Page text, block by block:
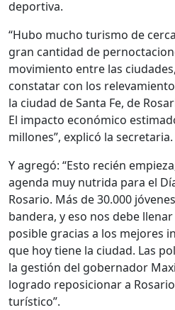
deportiva.
“Hubo mucho turismo de
gran cantidad de
movimiento entre las
constatar con los
la ciudad de Santa Fe, de
El impacto económico
millones”, explicó la secretaria.
Y agregó: “Esto recién
agenda muy nutrida para el
Rosario. Más de 30.000
bandera, y eso nos debe
posible gracias a los mejores
que hoy tiene la ciudad. Las
la gestión del gobernador
logrado reposicionar a
turístico”.